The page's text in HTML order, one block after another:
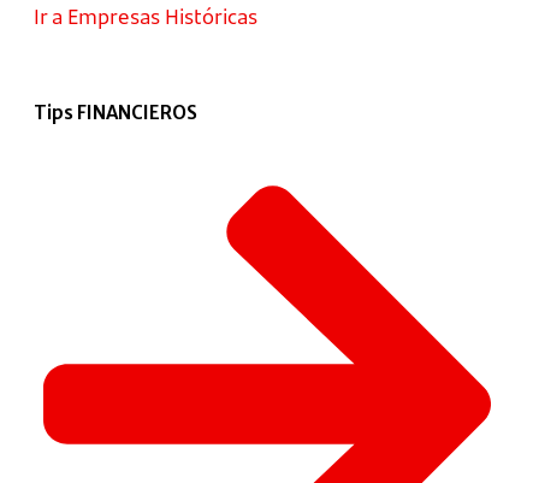
Ir a Empresas Históricas
Tips FINANCIEROS